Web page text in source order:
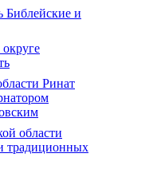
Библейские и
Ринат
области
традиционных